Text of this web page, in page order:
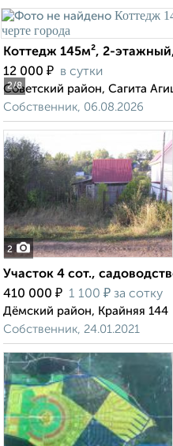
2/8
Коттедж 145м², 2-
12 000 ₽ в сутки
Советский район, Сагита
Собственник, 06.08.2026
2
Участок 4 сот.,
410 000 ₽ 1 100 ₽ за сотку
Дёмский район, Крайняя 144
Собственник, 24.01.2021